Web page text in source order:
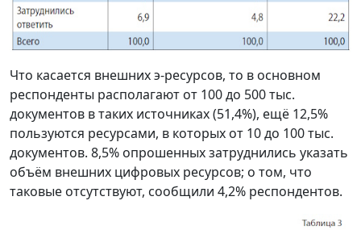
Что касается внешних э-ресурсов, то в основном
респонденты располагают от 100 до 500 тыс.
документов в таких источниках (51,4%), ещё 12,5%
пользуются ресурсами, в которых от 10 до 100 тыс.
документов. 8,5% опрошенных затруднились указать
объём внешних цифровых ресурсов; о том, что
таковые отсутствуют, сообщили 4,2% респондентов.